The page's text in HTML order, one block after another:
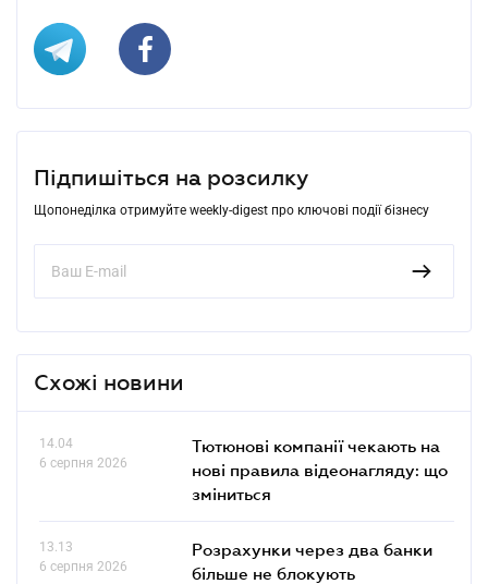
Підпишіться на розсилку
Щопонеділка отримуйте weekly-digest про ключові події бізнесу
Схожі новини
14.04
6 серпня 2026
Тютюнові компанії чекають на
нові правила відеонагляду: що
зміниться
13.13
6 серпня 2026
Розрахунки через два банки
більше не блокують